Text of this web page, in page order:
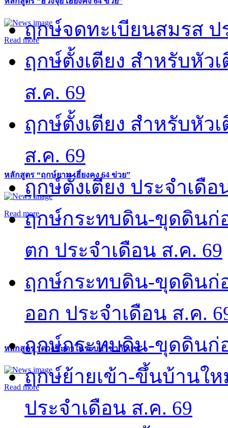
Read more
หลักสูตร “ฤกษ์ยาม เฮี่ยงคง 64 ข่วย”
Read more
หลักสูตร “ดวงชะตาในระบบวิชากิวแช”
Read more
ฤกษ์จดทะเบียนสมรส ป
ฤกษ์ตั้งเตียง สำหรับหัว
ส.ค. 69
ฤกษ์ตั้งเตียง สำหรับหัว
ส.ค. 69
ฤกษ์ตั้งเตียง ประจำเดือ
ฤกษ์กระทบดิน-ขุดดินก่
ตก ประจำเดือน ส.ค. 69
ฤกษ์กระทบดิน-ขุดดินก่
ออก ประจำเดือน ส.ค.
ฤกษ์กระทบดิน-ขุดดินก่
ฤกษ์ย้ายเข้า-ขึ้นบ้านใ
ประจำเดือน ส.ค. 69